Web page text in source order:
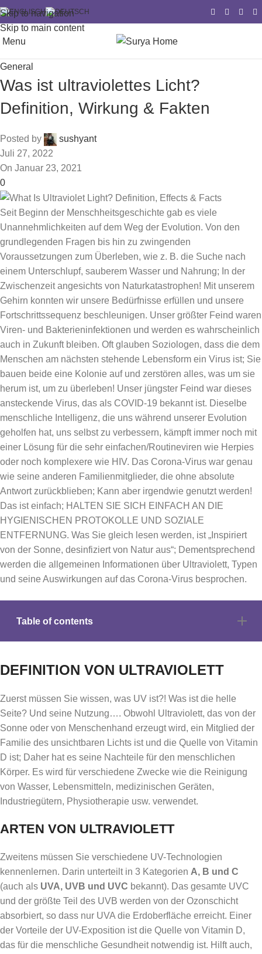
Skip to navigation
Skip to main content
Menu
General
Was ist ultraviolettes Licht?
Definition, Wirkung & Fakten
Posted by
sushyant
Juli 27, 2022
On Januar 23, 2021
0
Seit Beginn der Menschheitsgeschichte gab es viele
Unannehmlichkeiten auf dem Weg der Evolution. Von den
grundlegenden Fragen bis hin zu zwingenden
Voraussetzungen zum Überleben, wie z. B. die Suche nach
einem Unterschlupf, sauberem Wasser und Nahrung; In der
Zwischenzeit angesichts von Naturkatastrophen! Mit unserem
Gehirn konnten wir unsere Bedürfnisse erfüllen und unsere
Fortschrittssequenz beschleunigen. Unser größter Feind waren
Viren- und Bakterieninfektionen und werden es wahrscheinlich
auch in Zukunft bleiben. Oft glauben Soziologen, dass die dem
Menschen am nächsten stehende Lebensform ein Virus ist; Sie
bauen beide eine Kolonie auf und zerstören alles, was um sie
herum ist, um zu überleben! Unser jüngster Feind war dieses
ansteckende Virus, das als COVID-19 bekannt ist. Dieselbe
menschliche Intelligenz, die uns während unserer Evolution
geholfen hat, uns selbst zu verbessern, kämpft immer noch mit
einer Lösung für die sehr einfachen/Routineviren wie Herpies
oder noch komplexere wie HIV. Das Corona-Virus war genau
wie seine anderen Familienmitglieder, die ohne absolute
Antwort zurückblieben; Kann aber irgendwie genutzt werden!
Das ist einfach; HALTEN SIE SICH EINFACH AN DIE
HYGIENISCHEN PROTOKOLLE UND SOZIALE
ENTFERNUNG. Was Sie gleich lesen werden, ist „Inspiriert
von der Sonne, desinfiziert von Natur aus“; Dementsprechend
werden die allgemeinen Informationen über Ultraviolett, Typen
und seine Auswirkungen auf das Corona-Virus besprochen.
Table of contents
DEFINITION VON ULTRAVIOLETT
Zuerst müssen Sie wissen, was UV ist?! Was ist die helle
Seite? Und seine Nutzung…. Obwohl Ultraviolett, das von der
Sonne oder von Menschenhand erzeugt wird, ein Mitglied der
Familie des unsichtbaren Lichts ist und die Quelle von Vitamin
D ist; Daher hat es seine Nachteile für den menschlichen
Körper. Es wird für verschiedene Zwecke wie die Reinigung
von Wasser, Lebensmitteln, medizinischen Geräten,
Industriegütern, Physiotherapie usw. verwendet.
ARTEN VON ULTRAVIOLETT
Zweitens müssen Sie verschiedene UV-Technologien
kennenlernen. Darin unterteilt in 3 Kategorien A, B und C
(auch als UVA, UVB und UVC bekannt). Das gesamte UVC
und der größte Teil des UVB werden von der Ozonschicht
absorbiert, so dass nur UVA die Erdoberfläche erreicht. Einer
der Vorteile der UV-Exposition ist die Quelle von Vitamin D,
das für die menschliche Gesundheit notwendig ist. Hilft auch,